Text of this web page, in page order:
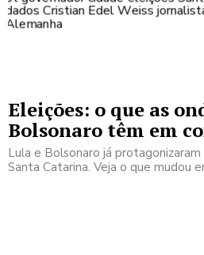
Eleições: o que as
Bolsonaro têm em
Lula e Bolsonaro já
Santa Catarina. Veja o que mudou